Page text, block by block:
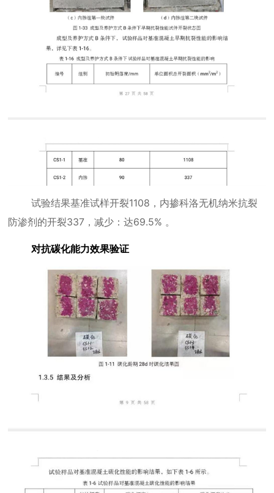
试验结果基准试样开裂1108 ，内掺科洛无机纳米抗裂
防渗剂的开裂337 ，减少：达69.5% 。
对抗碳化能力效果验证